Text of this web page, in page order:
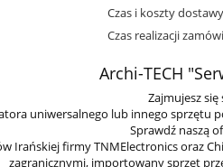
Czas i koszty dostawy
Czas realizacji
Archi-TECH
Zajmujesz się
uniwersalnego lub innego sprzętu
Sprawdź naszą
firmy TNMElectronics oraz
zagranicznymi, importowany sprzęt